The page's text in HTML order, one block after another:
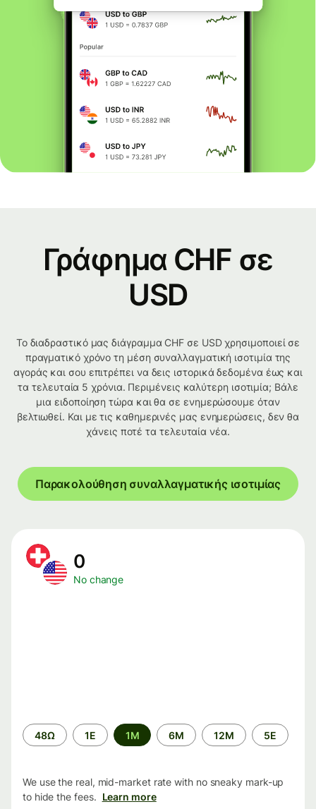
Γράφημα CHF σε
USD
Το διαδραστικό μας διάγραμμα CHF σε USD χρησιμοποιεί σε
πραγματικό χρόνο τη μέση συναλλαγματική ισοτιμία της
αγοράς και σου επιτρέπει να δεις ιστορικά δεδομένα έως και
τα τελευταία 5 χρόνια. Περιμένεις καλύτερη ισοτιμία; Βάλε
μια ειδοποίηση τώρα και θα σε ενημερώσουμε όταν
βελτιωθεί. Και με τις καθημερινές μας ενημερώσεις, δεν θα
χάνεις ποτέ τα τελευταία νέα.
Παρακολούθηση συναλλαγματικής ισοτιμίας
0
No change
Time
period
48Ω 1Ε 1M 6M 12M 5Ε
We use the real, mid-market rate with no sneaky mark-up
to hide the fees. Learn more